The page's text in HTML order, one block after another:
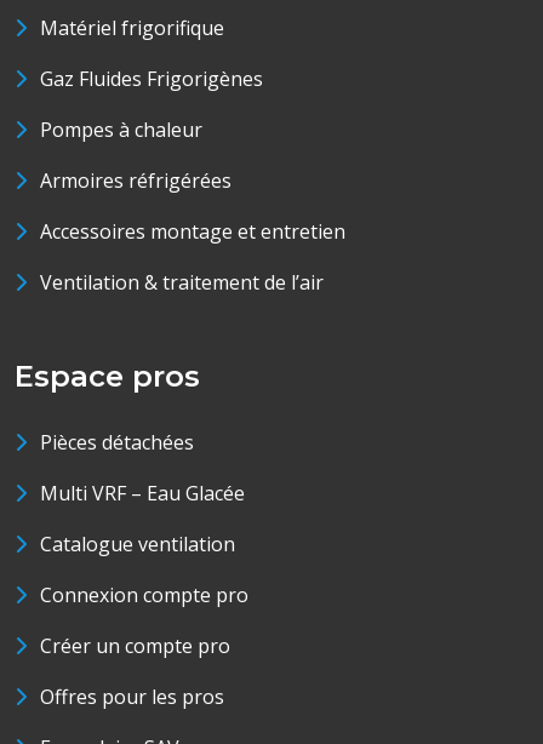
Matériel frigorifique
Gaz Fluides Frigorigènes
Pompes à chaleur
Armoires réfrigérées
Accessoires montage et entretien
Ventilation & traitement de l’air
Espace pros
Pièces détachées
Multi VRF – Eau Glacée
Catalogue ventilation
Connexion compte pro
Créer un compte pro
Offres pour les pros